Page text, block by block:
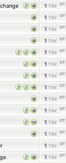
1 TRX
1 TRX от
1 TRX от
1 TRX от
1 TRX
1 TRX от
1 TRX от
1 TRX
1 TRX от
1 TRX от
1 TRX
1 TRX от
1 TRX от
1 TRX